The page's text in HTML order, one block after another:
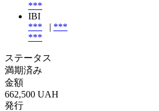
***
IBI
***
| ***
***
ステータス
満期済み
金額
662,500 UAH
発行